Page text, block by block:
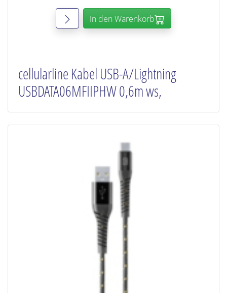
In den Warenkorb
cellularline Kabel USB-A/Lightning
USBDATA06MFIIPHW 0,6m ws,